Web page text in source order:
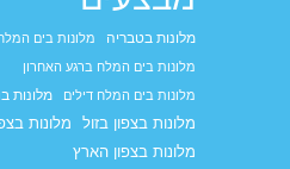
מלונות בטבריה
מלונות בים
מלונות בים המלח ברגע האחרון
מלונות בים המלח דילים
מלונות
מלונות בצפון בזול
מלונות
מלונות בצפון הארץ